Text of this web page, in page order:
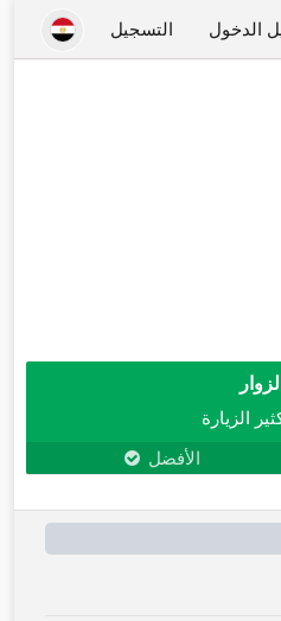
الدخول التسجيل
الزوار
الزيارة
الأفضل